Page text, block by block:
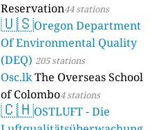
Reservation44 stations
🇺🇸Oregon Department
Of Environmental Quality
(DEQ) 205 stations
Osc.lkThe Overseas School
of Colombo4 stations
🇨🇭OSTLUFT - Die